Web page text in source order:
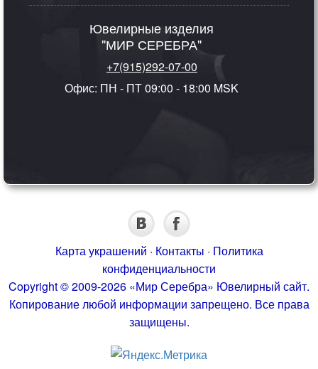
Ювелирные изделия
"МИР СЕРЕБРА"
+7(915)292-07-00
Офис: ПН - ПТ 09:00 - 18:00 MSK
Карта украшений · Контакты · Политика
конфиденциальности
Copyright © 2009-2026 «Мир Серебра» Ювелирный сайт.
Копирование любой информации запрещено. Все права
защищены.